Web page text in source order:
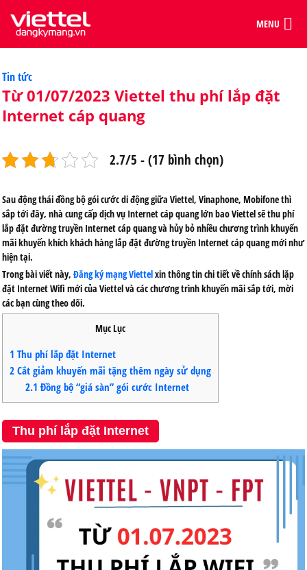
MENU
Categories
Tin tức
Từ 01/07/2023 Viettel thu phí lắp đặt
Internet cáp quang
2.7/5 - (17 bình chọn)
Sau động thái đồng bộ gói cước di động giữa Viettel, Vinaphone, Mobifone thì
sắp tới đây, nhà cung cấp dịch vụ Internet cáp quang lớn bao Viettel sẽ thu phí
lắp đặt đường truyền Internet cáp quang và hủy bỏ nhiều chương trình khuyến
mãi khuyến khích khách hàng lắp đặt đường truyền Internet cáp quang mới như
hiện tại.
Trong bài viết này, Đăng ký mạng Viettelxin thông tin chi tiết về chính sách lặp
đặt Internet Wifi mới của Viettel và các chương trình khuyến mãi sắp tới, mời
các bạn cùng theo dõi.
Mục Lục
1 Thu phí lắp đặt Internet
2 Cắt giảm khuyến mãi tặng thêm ngày sử dụng
2.1 Đồng bộ “giá sàn” gói cước Internet
Thu phí lắp đặt Internet